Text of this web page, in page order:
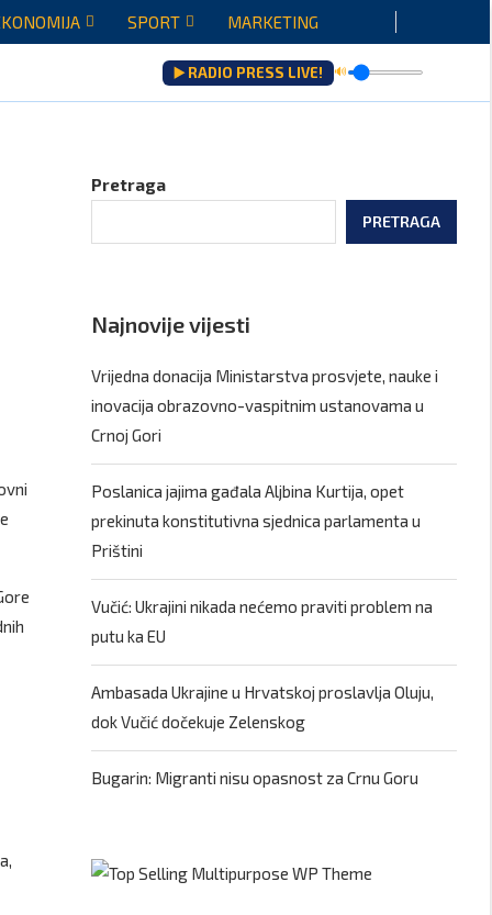
SPORT MARKETING
▶️ RADIO PRESS LIVE! 🔊
Pretraga
PRETRAGA
Najnovije vijesti
Vrijedna donacija Ministarstva prosvjete, nauke i
inovacija obrazovno-vaspitnim ustanovama u
Crnoj Gori
Poslanica jajima gađala Aljbina Kurtija, opet
prekinuta konstitutivna sjednica parlamenta u
Prištini
Vučić: Ukrajini nikada nećemo praviti problem na
putu ka EU
Ambasada Ukrajine u Hrvatskoj proslavlja Oluju,
dok Vučić dočekuje Zelenskog
Bugarin: Migranti nisu opasnost za Crnu Goru